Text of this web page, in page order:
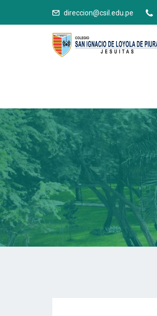
direccion@csil.edu.pe